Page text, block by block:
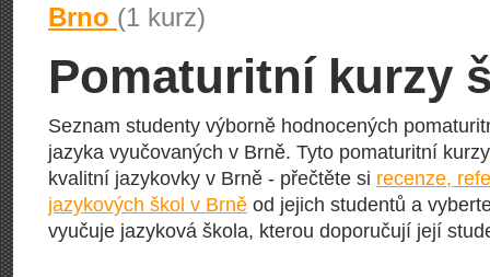
Brno (1 kurz)
Pomaturitní kurzy
Seznam studenty výborně hodnocených
jazyka vyučovaných v Brně. Tyto pomaturitní
kvalitní jazykovky v Brně - přečtěte si recenze,
jazykových škol v Brně od jejich studentů a
vyučuje jazyková škola, kterou doporučují její